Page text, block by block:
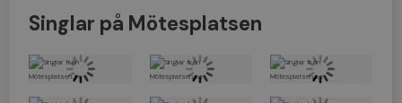
Singlar på Mötesplatsen